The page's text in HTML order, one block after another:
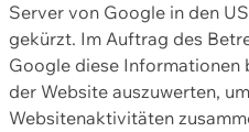
Server von Google in den
gekürzt. Im Auftrag des
Google diese Informationen
der Website auszuwerten,
Websitenaktivitäten